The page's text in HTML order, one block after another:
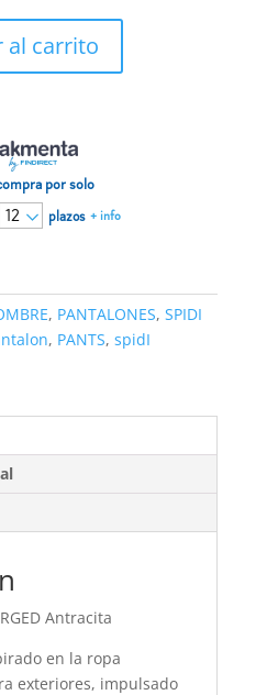
al carrito
por solo
plazos + info
, PANTALONES, SPIDI
, PANTS, spidI
Antracita
en la ropa
exteriores, impulsado